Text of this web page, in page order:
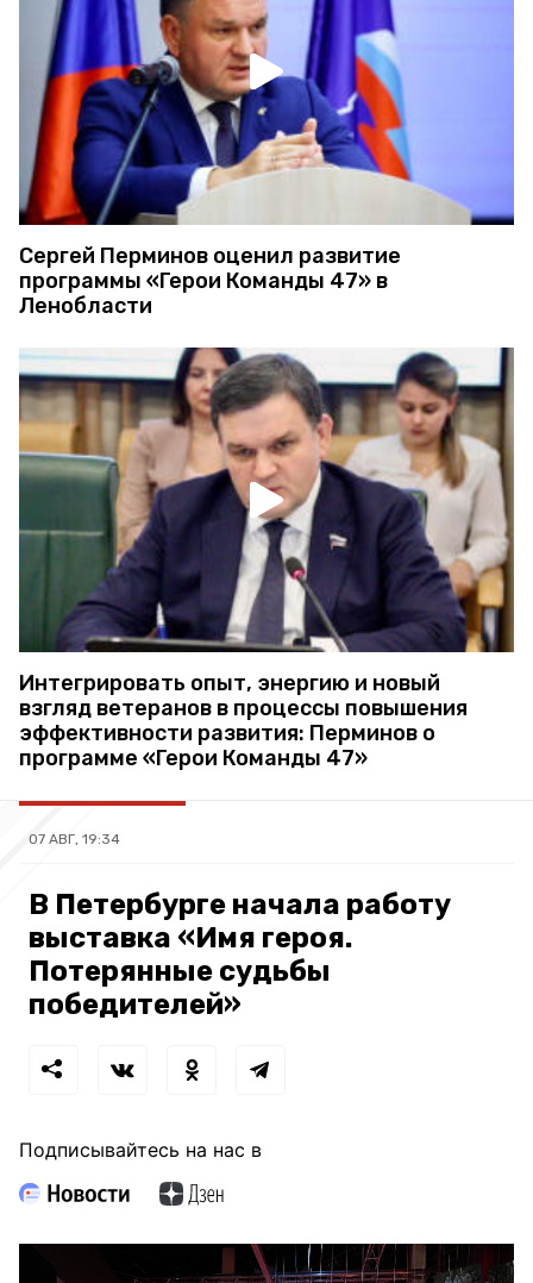
Сергей Перминов оценил развитие
программы «Герои Команды 47» в
Ленобласти
Интегрировать опыт, энергию и новый
взгляд ветеранов в процессы повышения
эффективности развития: Перминов о
программе «Герои Команды 47»
07 АВГ, 19:34
В Петербурге начала работу
выставка «Имя героя.
Потерянные судьбы
победителей»
Подписывайтесь на нас в